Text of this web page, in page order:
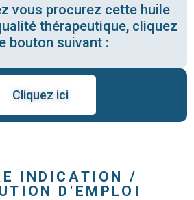
vous procurez cette huile
thérapeutique, cliquez
bouton suivant :
Cliquez ici
INDICATION /
D'EMPLOI